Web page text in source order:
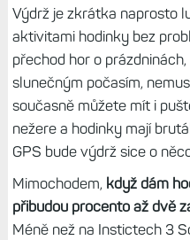
Výdrž je zkrátka naprosto
aktivitami hodinky bez
přechod hor o
slunečným počasím,
současně můžete mít i
nežere a hodinky mají
GPS bude výdrž sice o
Mimochodem, když dám
přibudou procento až dvě
Méně než na Instictech 3